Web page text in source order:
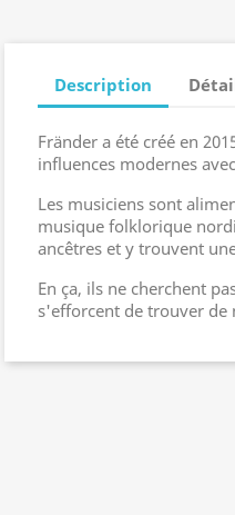
Description
Fränder a été créé en
influences modernes
Les musiciens sont
musique folklorique
ancêtres et y trouvent
En ça, ils ne cherchent
s'efforcent de trouver de